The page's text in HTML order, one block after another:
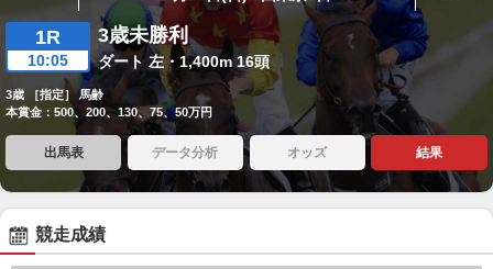
1R
10:05
3歳未勝利
ダート 左・1,400m 16頭
3歳 ［指定］ 馬齢
本賞金：500、200、130、75、50万円
出馬表 データ分析 オッズ 結果
競走成績